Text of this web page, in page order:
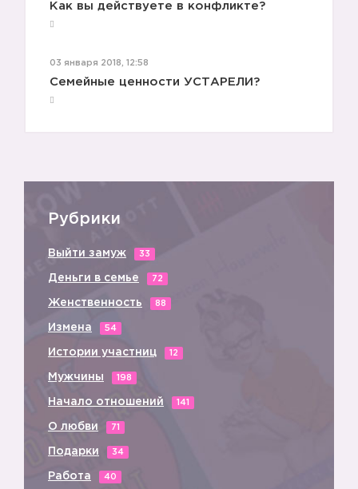
Как вы действуете в конфликте?
03 января 2018, 12:58
Семейные ценности УСТАРЕЛИ?
Рубрики
Выйти замуж 33
Деньги в семье 72
Женственность 88
Измена 54
Истории участниц 12
Мужчины 198
Начало отношений 141
О любви 71
Подарки 34
Работа 40